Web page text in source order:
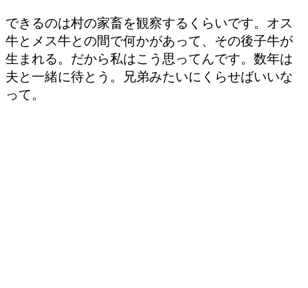
できるのは村の家畜を観察するくらいです。オス
牛とメス牛との間で何かがあって、その後子牛が
生まれる。だから私はこう思ってんです。数年は
夫と一緒に待とう。兄弟みたいにくらせばいいな
って。